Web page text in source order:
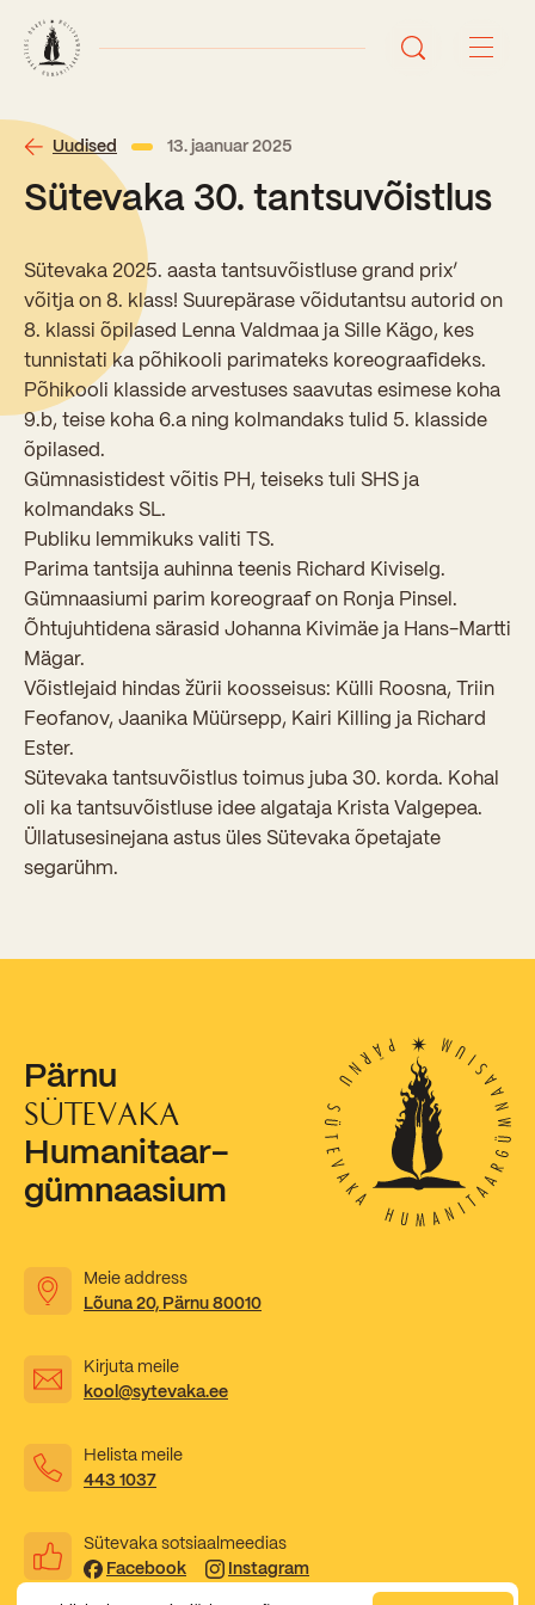
Avaleht
Uudised
Sündmused
Õppetöö
Perioodõpe
Õppesuunad
Eksamid ja arvestused
Õppesisu ülekandmine
Loovtöö
Olümpiaadid
Koolist
Ajalugu
Õpilased
Töötajad
Vilistlased
Medalid
Kooli aumärgid
Nõukogu ja õppenõukogu
Dokumendid
Kooliõde ja koolipsühholoogid
Sisseastumiskatsed
Miks Sütevaka?
Stipendiumid
Õppemaksusoodustused
Uudised 13. jaanuar 2025
Sütevaka 30. tantsuvõistlus
Sütevaka 2025. aasta tantsuvõistluse grand prix’
võitja on 8. klass! Suurepärase võidutantsu autorid on
8. klassi õpilased Lenna Valdmaa ja Sille Kägo, kes
tunnistati ka põhikooli parimateks koreograafideks.
Põhikooli klasside arvestuses saavutas esimese koha
9.b, teise koha 6.a ning kolmandaks tulid 5. klasside
õpilased.
Gümnasistidest võitis PH, teiseks tuli SHS ja
kolmandaks SL.
Publiku lemmikuks valiti TS.
Parima tantsija auhinna teenis Richard Kiviselg.
Gümnaasiumi parim koreograaf on Ronja Pinsel.
Õhtujuhtidena särasid Johanna Kivimäe ja Hans-Martti
Mägar.
Võistlejaid hindas žürii koosseisus: Külli Roosna, Triin
Feofanov, Jaanika Müürsepp, Kairi Killing ja Richard
Ester.
Sütevaka tantsuvõistlus toimus juba 30. korda. Kohal
oli ka tantsuvõistluse idee algataja Krista Valgepea.
Üllatusesinejana astus üles Sütevaka õpetajate
segarühm.
Pärnu
SÜTEVAKA
Humanitaar-
gümnaasium
Meie address
Lõuna 20, Pärnu 80010
Kirjuta meile
kool@sytevaka.ee
Helista meile
443 1037
Sütevaka sotsiaalmeedias
Facebook
Instagram